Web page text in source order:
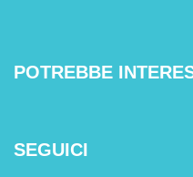
POTREBBE
SEGUICI